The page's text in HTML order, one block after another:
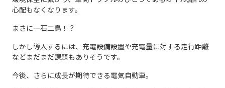
心配もなくなります。
まさに一石二鳥！？
しかし導入するには、充電設備設置や充電量に対する走行距離
などまだまだ課題もありそうです。
今後、さらに成長が期待できる電気自動車。